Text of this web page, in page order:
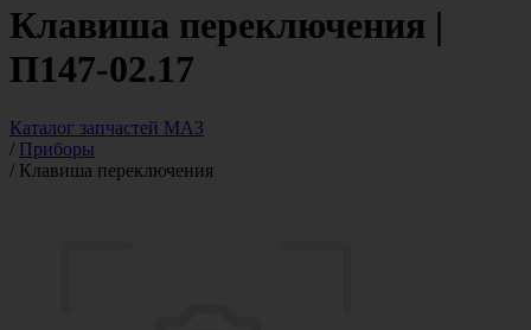
Клавиша переключения |
П147-02.17
Каталог запчастей МАЗ
/ Приборы
/ Клавиша переключения